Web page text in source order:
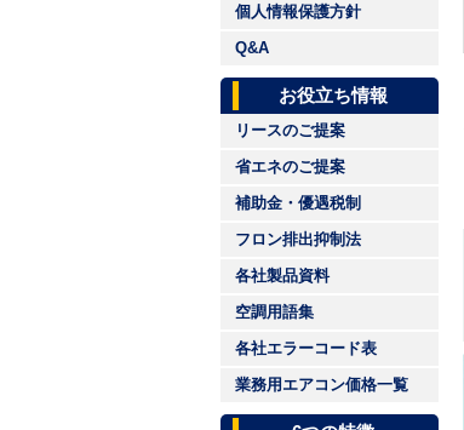
個人情報保護方針
Q&A
お役立ち情報
リースのご提案
省エネのご提案
補助金・優遇税制
フロン排出抑制法
各社製品資料
空調用語集
各社エラーコード表
業務用エアコン価格一覧